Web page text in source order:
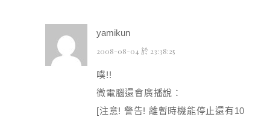
yamikun
2008-08-04 於 23:38:25
噗!!
微電腦還會廣播說：
[注意! 警告! 離暫時機能停止還有10